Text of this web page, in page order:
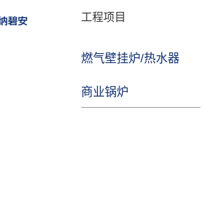
工程项目
燃气壁挂炉/热水器
商业锅炉